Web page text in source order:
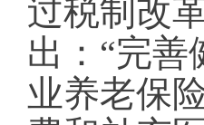
过税制改
出：“完善
业养老保